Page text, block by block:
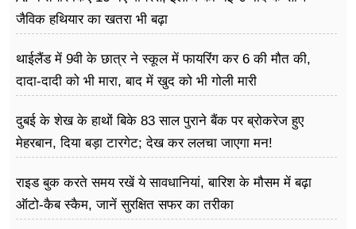
जैविक हथियार का खतरा भी बढ़ा
थाईलैंड में 9वी के छात्र ने स्कूल में फायरिंग कर 6 की मौत की,
दादा-दादी को भी मारा, बाद में खुद को भी गोली मारी
दुबई के शेख के हाथों बिके 83 साल पुराने बैंक पर ब्रोकरेज हुए
मेहरबान, दिया बड़ा टारगेट; देख कर ललचा जाएगा मन!
राइड बुक करते समय रखें ये सावधानियां, बारिश के मौसम में बढ़ा
ऑटो-कैब स्कैम, जानें सुरक्षित सफर का तरीका